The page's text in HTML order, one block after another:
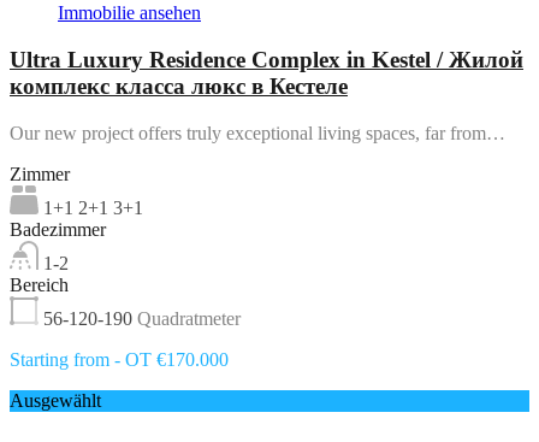
Immobilie ansehen
Ultra Luxury Residence Complex in Kestel / Жилой
комплекс класса люкс в Кестеле
Our new project offers truly exceptional living spaces, far from…
Zimmer
1+1 2+1 3+1
Badezimmer
1-2
Bereich
56-120-190 Quadratmeter
Starting from - OT €170.000
Ausgewählt